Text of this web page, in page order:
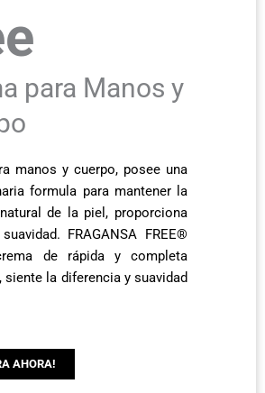
para Manos y
manos y cuerpo, posee una
formula para mantener la
de la piel, proporciona
FRAGANSA FREE®
de rápida y completa
siente la diferencia y suavidad
AHORA!